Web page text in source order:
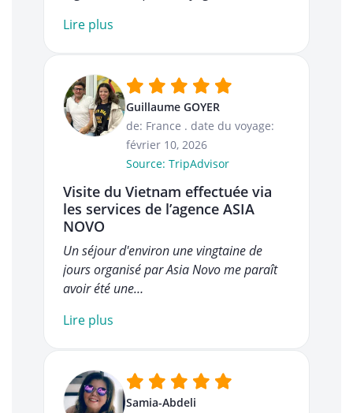
Lire plus
Guillaume GOYER
de: France . date du voyage:
février 10, 2026
Source: TripAdvisor
Visite du Vietnam effectuée via
les services de l’agence ASIA
NOVO
Un séjour d'environ une vingtaine de
jours organisé par Asia Novo me paraît
avoir été une…
Lire plus
Samia-Abdeli